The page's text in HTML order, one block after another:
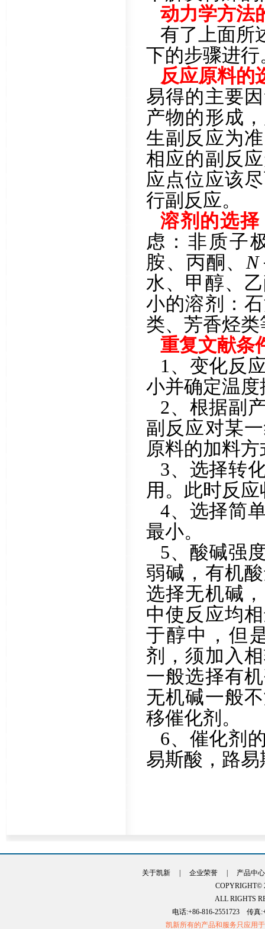
动力学方法
有了上面所
下的步骤进行
反应原料的
易得的主要
产物的形成
生副反应为
相应的副反
应点位应该
行副反应。
溶剂的选择
虑：非质子
胺、丙酮、N
水、甲醇、
小的溶剂：
类、芳香烃类
重复文献条
1、变化反
小并确定温
2、根据副
副反应对某
原料的加料
3、选择转
用。此时反
4、选择简
最小。
5、酸碱强
弱碱，有机
选择无机碱
中使反应均
于醇中，但
剂，须加入
一般选择有
无机碱一般
移催化剂。
6、催化剂
易斯酸，路易
关于凯新 企业荣誉
产品中心
COPYRIGHT©
ALL RIGHTS
电话:+86-816-2551723 传真
凯新所有的产品和服务只应用